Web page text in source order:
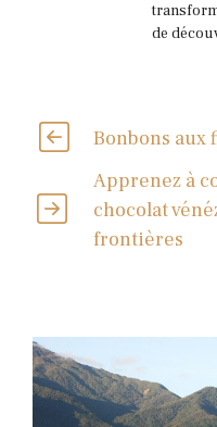
de
Bonbons aux
Apprenez à
chocolat
frontières